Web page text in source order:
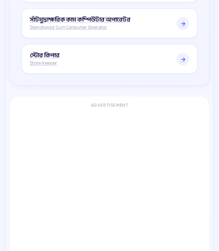
সাঁটমুদ্রাক্ষরিক কাম কম্পিউটার অপারেটর
Stenotypist Cum Computer Operator
স্টোর কিপার
Store Keeper
ADVERTISEMENT